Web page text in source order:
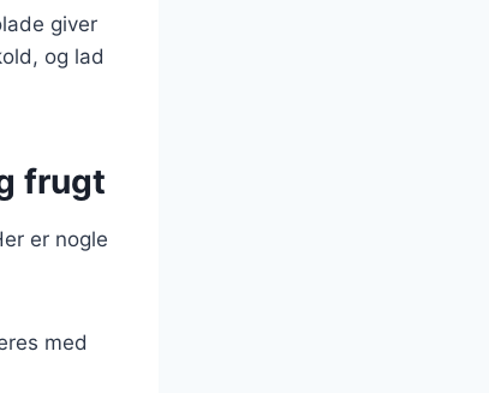
giver
og lad
frugt
er nogle
med